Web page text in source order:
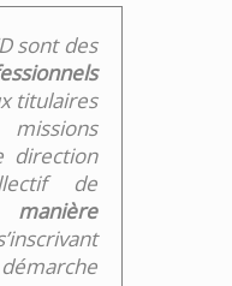
BPJEPS
/
sont des
titulaires
direction
de
manière